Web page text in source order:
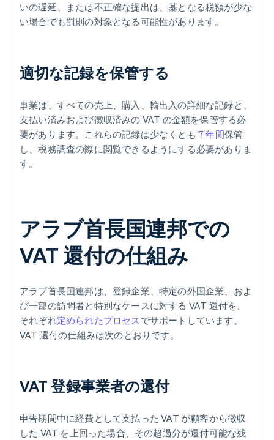
いの遅延、または不正確な提出は、基となる税額が少な
い場合でも罰則の対象となる可能性があります。
適切な記録を保管する
事業は、すべての売上、購入、輸出入の詳細な記録と、
支払い済みおよび徴収済みの VAT の金額を保管する必
要があります。これらの記録は少なくとも 7 年間保管
し、税務調査の際に閲覧できるようにする必要がありま
す。
アラブ首長国連邦での
VAT 還付の仕組み
アラブ首長国連邦は、登録企業、特定の外国企業、およ
び一部の訪問者と特別なケースに対する VAT 還付を、
それぞれ定められたプロセス でサポートしています。
VAT 還付の仕組みは次のとおりです。
VAT 登録事業者の還付
申告期間中に経費として支払った VAT が顧客から徴収
した VAT を上回った場合、その超過分が還付可能な残